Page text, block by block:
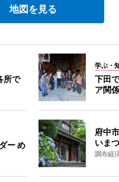
地図を見る
所で
学ぶ・
下田
ア関
ー め
府中
いま
調布経